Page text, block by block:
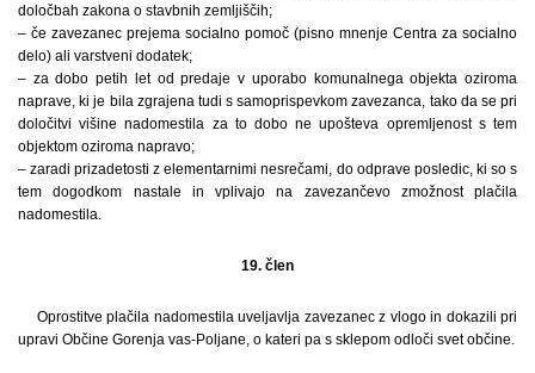
določbah zakona o stavbnih zemljiščih;
– če zavezanec prejema socialno pomoč (pisno mnenje Centra za socialno
delo) ali varstveni dodatek;
– za dobo petih let od predaje v uporabo komunalnega objekta oziroma
naprave, ki je bila zgrajena tudi s samoprispevkom zavezanca, tako da se pri
določitvi višine nadomestila za to dobo ne upošteva opremljenost s tem
objektom oziroma napravo;
– zaradi prizadetosti z elementarnimi nesrečami, do odprave posledic, ki so s
tem dogodkom nastale in vplivajo na zavezančevo zmožnost plačila
nadomestila.
19. člen
Oprostitve plačila nadomestila uveljavlja zavezanec z vlogo in dokazili pri
upravi Občine Gorenja vas-Poljane, o kateri pa s sklepom odloči svet občine.